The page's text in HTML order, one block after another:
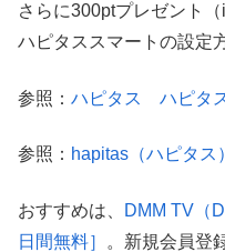
さらに300ptプレゼント（
ハピタススマートの設定
参照： ハピタス ハピタ
参照： hapitas（ハピタス
おすすめは、
DMM TV（
日間無料］
。新規会員登